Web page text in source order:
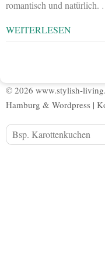
romantisch und natürlich.
WEITERLESEN
© 2026 www.stylish-
Hamburg & Wordpress |